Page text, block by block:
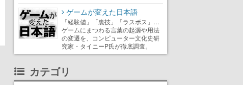
ゲームが変えた日本語
「経験値」「裏技」「ラスボス」…
ゲームにまつわる言葉の起源や用法
の変遷を、コンピューター文化史研
究家・タイニーP氏が徹底調査。
カテゴリ